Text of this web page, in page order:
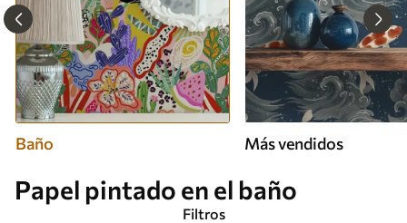
Baño Más vendidos
Papel pintado en el baño
Filtros